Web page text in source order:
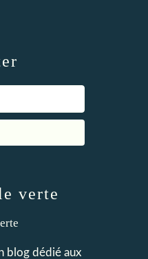
verte
blog dédié aux